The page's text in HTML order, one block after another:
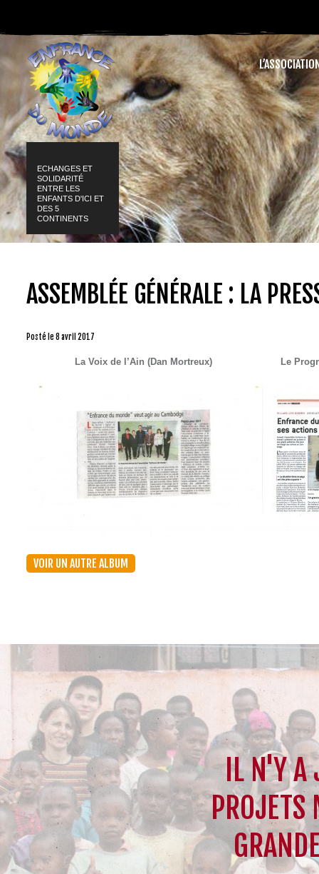
ECHANGES ET
SOLIDARITÉ
ENTRE LES
ENFANTS D'ICI ET
DES 5
CONTINENTS
ASSEMBLÉE GÉNÉRALE : LA
Posté le 8 avril 2017
La Voix de l’Ain (Dan Mortreux) Le Progrès
VOIR UN AUTRE ALBUM
IL N'Y A
PROJETS